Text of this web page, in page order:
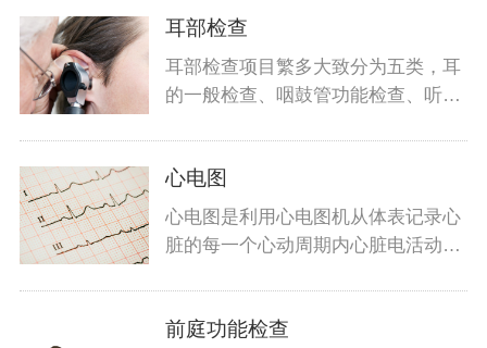
耳部检查
耳部检查项目繁多大致分为五类，耳
的一般检查、咽鼓管功能检查、听功
心电图
心电图是利用心电图机从体表记录心
脏的每一个心动周期内心脏电活动变
前庭功能检查